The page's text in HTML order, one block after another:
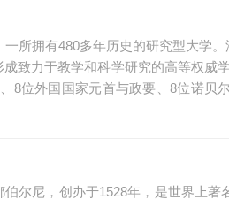
一所拥有480多年历史的研究型大学
致力于教学和科学研究的高等权威
8位外国国家元首与政要、8位诺贝
尔尼，创办于1528年，是世界上